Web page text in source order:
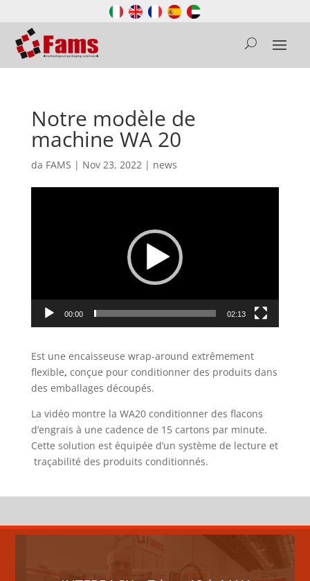
Notre modèle de
machine WA 20
da FAMS | Nov 23, 2022| news
00:00 02:13
Est une encaisseuse wrap-around extrêmement
flexible, conçue pour conditionner des produits dans
des emballages découpés.
La vidéo montre la WA20 conditionner des flacons
d’engrais à une cadence de 15 cartons par minute.
Cette solution est équipée d’un système de lecture et
traçabilité des produits conditionnés.